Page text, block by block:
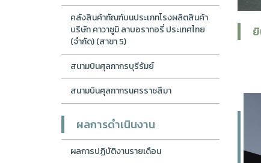
คลังสินค้าทัณฑ์บนประเภทโรงผลิตสินค้า
บริษัท คาวาซูมิ ลาบอราทอรี่ ประเทศไทย
(จำกัด) (สาขา 5)
สนามบินศุลกากรบุรีรัมย์
สนามบินศุลกากรนครราชสีมา
ผลการดำเนินงาน
ผลการปฏิบัติงานรายเดือน